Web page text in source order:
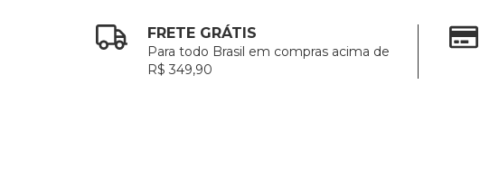
FRETE GRÁTIS
Para todo Brasil em compras acima de
R$ 349,90